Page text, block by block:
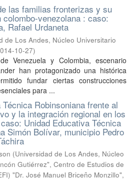
las familias fronterizas y su
venezolana : caso:
Rafael Urdaneta
de Los Andes, Núcleo Universitario
10-27)
Venezuela y Colombia, escenario
han protagonizado una histórica
fundar ciertas construcciones
para ...
Robinsoniana frente al
y la integración regional en los
Unidad Educativa Técnica
Simón Bolívar, municipio Pedro
(Universidad de Los Andes, Núcleo
Gutiérrez", Centro de Estudios de
"Dr. José Manuel Briceño Monzillo",